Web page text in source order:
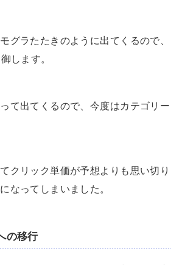
グラたたきのように出てくるので、
します。
て出てくるので、今度はカテゴリー
クリック単価が予想よりも思い切り
なってしまいました。
の移行